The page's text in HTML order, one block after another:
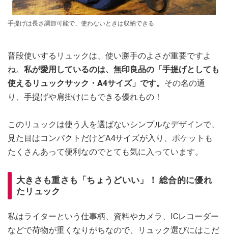
手提げは長さ調節可能で、使わないときは収納できる
普段使いするリュックは、使い勝手のよさが重要ですよ
ね。 私が愛用しているのは、無印良品の「手提げとしても
使えるリュックサック・A4サイズ」です。 その名の通
り、手提げや肩掛けにもできる優れもの！
このリュックは使う人を選ばないシンプルなデザインで、
見た目はコンパクトだけどA4サイズが入り、ポケットも
たくさんあって便利なのでとても気に入っています。
大きさも重さも「ちょうどいい」！ 総合的に優れ
たリュック
私はライターという仕事柄、資料やカメラ、ICレコーダー
などで荷物が重くなりがちなので、リュック選びにはこだ